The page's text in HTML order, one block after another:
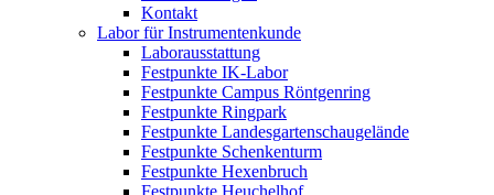
Kontakt
Labor für Instrumentenkunde
Laborausstattung
Festpunkte IK-Labor
Festpunkte Campus Röntgenring
Festpunkte Ringpark
Festpunkte Landesgartenschaugelände
Festpunkte Schenkenturm
Festpunkte Hexenbruch
Festpunkte Heuchelhof